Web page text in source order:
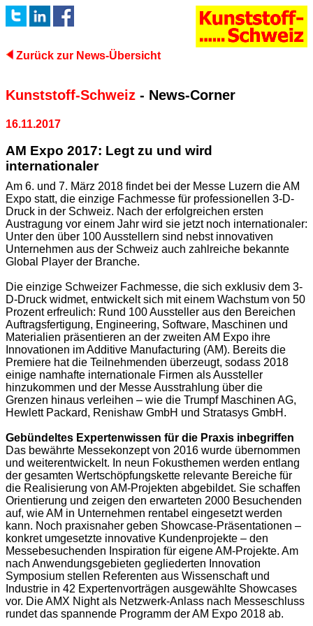
Zurück zur News-Übersicht
Kunststoff-Schweiz - News-Corner
16.11.2017
AM Expo 2017: Legt zu und wird
internationaler
Am 6. und 7. März 2018 findet bei der Messe Luzern die AM
Expo statt, die einzige Fachmesse für professionellen 3-D-
Druck in der Schweiz. Nach der erfolgreichen ersten
Austragung vor einem Jahr wird sie jetzt noch internationaler:
Unter den über 100 Ausstellern sind nebst innovativen
Unternehmen aus der Schweiz auch zahlreiche bekannte
Global Player der Branche.
Die einzige Schweizer Fachmesse, die sich exklusiv dem 3-
D-Druck widmet, entwickelt sich mit einem Wachstum von 50
Prozent erfreulich: Rund 100 Aussteller aus den Bereichen
Auftragsfertigung, Engineering, Software, Maschinen und
Materialien präsentieren an der zweiten AM Expo ihre
Innovationen im Additive Manufacturing (AM). Bereits die
Premiere hat die Teilnehmenden überzeugt, sodass 2018
einige namhafte internationale Firmen als Aussteller
hinzukommen und der Messe Ausstrahlung über die
Grenzen hinaus verleihen – wie die Trumpf Maschinen AG,
Hewlett Packard, Renishaw GmbH und Stratasys GmbH.
Gebündeltes Expertenwissen für die Praxis inbegriffen
Das bewährte Messekonzept von 2016 wurde übernommen
und weiterentwickelt. In neun Fokusthemen werden entlang
der gesamten Wertschöpfungskette relevante Bereiche für
die Realisierung von AM-Projekten abgebildet. Sie schaffen
Orientierung und zeigen den erwarteten 2000 Besuchenden
auf, wie AM in Unternehmen rentabel eingesetzt werden
kann. Noch praxisnaher geben Showcase-Präsentationen –
konkret umgesetzte innovative Kundenprojekte – den
Messebesuchenden Inspiration für eigene AM-Projekte. Am
nach Anwendungsgebieten gegliederten Innovation
Symposium stellen Referenten aus Wissenschaft und
Industrie in 42 Expertenvorträgen ausgewählte Showcases
vor. Die AMX Night als Netzwerk-Anlass nach Messeschluss
rundet das spannende Programm der AM Expo 2018 ab.